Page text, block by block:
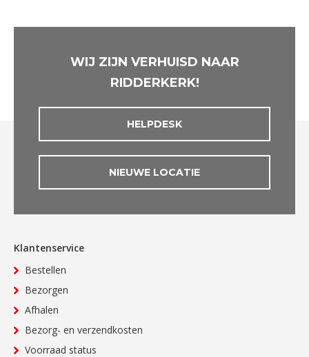
WIJ ZIJN VERHUISD NAAR
RIDDERKERK!
HELPDESK
NIEUWE LOCATIE
Klantenservice
Bestellen
Bezorgen
Afhalen
Bezorg- en verzendkosten
Voorraad status